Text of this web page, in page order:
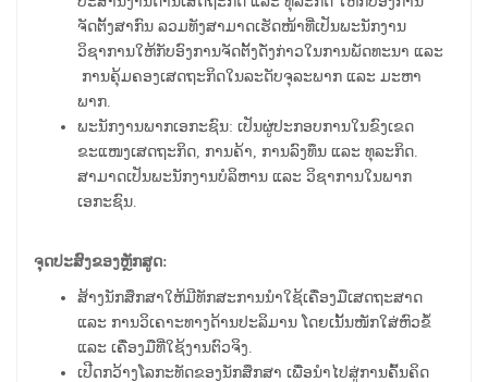
ຈັດຕັ້ງສາກົນ ລວມທັງສາມາດເຮັດໜ້າທີ່ເປັນພະນັກງານ
ວິຊາການໃຫ້ກັບອົງການຈັດຕັ້ງດັ່ງກ່າວໃນການພັດທະນາ ແລະ
ການຄຸ້ມຄອງເສດຖະກິດໃນລະດັບຈຸລະພາກ ແລະ ມະຫາ
ພາກ.
ພະນັກງານພາກເອກະຊົນ: ເປັນຜູ່ປະກອບການໃນຂົງເຂດ
ຂະແໜງເສດຖະກິດ, ການຄ້າ, ການລົງທຶນ ແລະ ທຸລະກິດ.
ສາມາດເປັນພະນັກງານບໍລິຫານ ແລະ ວິຊາການໃນພາກ
ເອກະຊົນ.
ຈຸດປະສົງຂອງຫຼັກສູດ:
ສ້າງນັກສຶກສາໃຫ້ມີທັກສະການນໍາໃຊ້ເຄື່ອງມືເສດຖະສາດ
ແລະ ການວິເຄາະທາງດ້ານປະລິມານ ໂດຍເນັ້ນໜັກໃສ່ຫົວຂໍ້
ແລະ ເຄື່ອງມືທີ່ໃຊ້ງານຕົວຈິງ.
ເປີດກວ້າງໂລກະທັດຂອງນັກສຶກສາ ເພື່ອນໍາໄປສູ່ການຄົ້ນຄິດ